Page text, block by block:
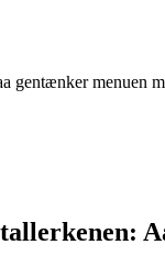
gentænker menuen